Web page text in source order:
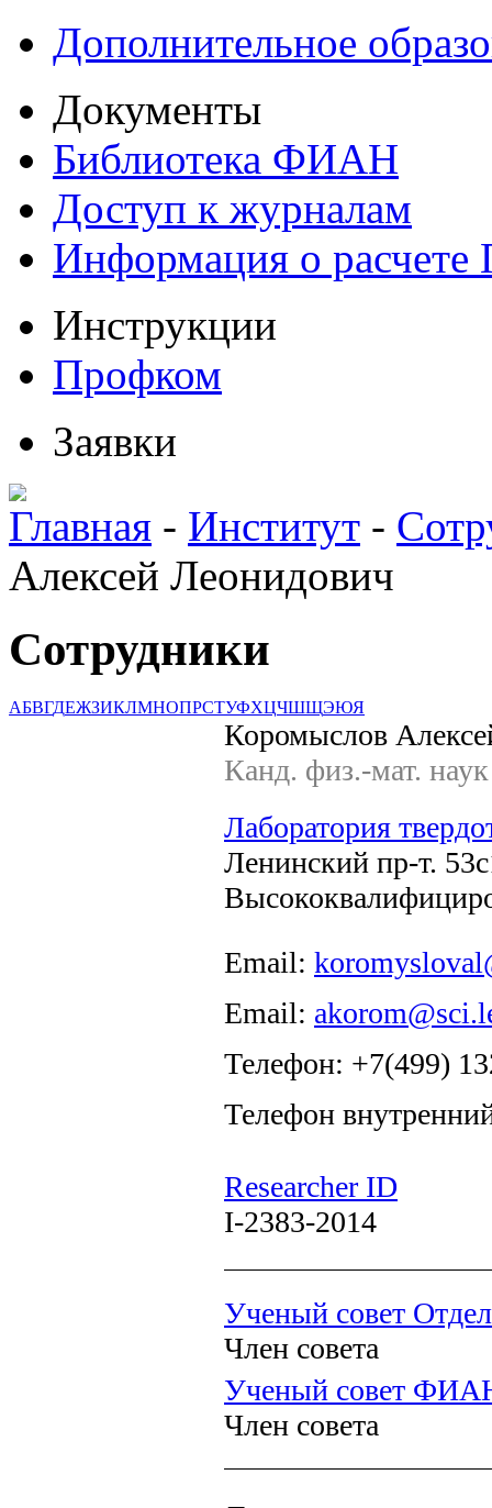
Дополнительное
Документы
Библиотека ФИАН
Доступ к журналам
Информация о
Инструкции
Профком
Заявки
Главная - Институт -
Алексей Леонидович
Сотрудники
АБВГДЕЖЗИКЛМНОПРСТУФХЦЧШЩЭЮЯ
Коромыслов
Канд. физ.-мат. наук
Лаборатория
Ленинский пр-т.
Email:
Email:
Телефон: +7(499)
Телефон
Researcher ID
I-2383-2014
Ученый совет
Член совета
Ученый совет
Член совета